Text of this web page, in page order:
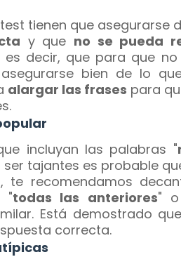
tienen que asegurarse
y que no se pueda
es decir, que para que
bien de lo
alargar las frases para
incluyan las palabras "
ser tajantes es probable
te recomendamos
"todas las anteriores"
Está demostrado
correcta.